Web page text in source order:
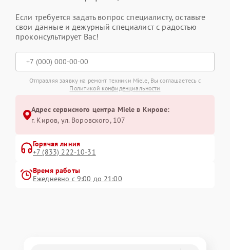
Если требуется задать вопрос специалисту, оставьте
свои данные и дежурный специалист с радостью
проконсультирует Вас!
Отправляя заявку на ремонт техники Miele, Вы соглашаетесь с
Политикой конфиденциальности
Адрес сервисного центра Miele в Кирове:
г. Киров, ул. Воровского, 107
Горячая линия
+7 (833) 222-10-31
Время работы
Ежедневно с 9:00 до 21:00